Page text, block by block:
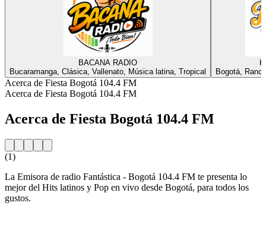
BACANA RADIO
Bucaramanga, Clásica, Vallenato, Música latina, Tropical
Bogotá,
Acerca de Fiesta Bogotá 104.4 FM
Acerca de Fiesta Bogotá 104.4 FM
Acerca de Fiesta Bogotá 104.4 FM
(1)
La Emisora de radio Fantástica - Bogotá 104.4 FM te presenta lo
mejor del Hits latinos y Pop en vivo desde Bogotá, para todos los
gustos.